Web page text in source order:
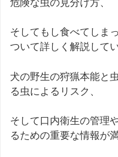
危険な虫の見分け方、
そしてもし食べてしま
ついて詳しく解説してい
犬の野生の狩猟本能と
る虫によるリスク、
そして口内衛生の管理
るための重要な情報が